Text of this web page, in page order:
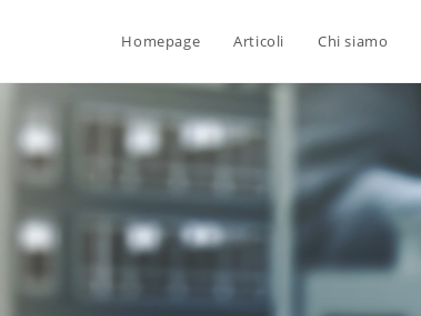
Homepage Articoli Chi siamo